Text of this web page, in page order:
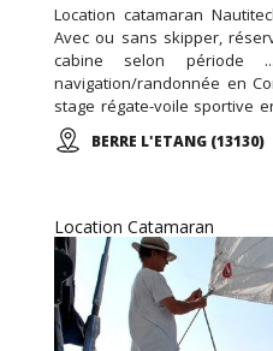
Location catamaran
Avec ou sans skipper,
cabine selon période
navigation/randonnée en
stage régate-voile sportive
de voile... Croisières et
groupes, familles, ados,
BERRE L'ETANG (13130)
Location Catamaran